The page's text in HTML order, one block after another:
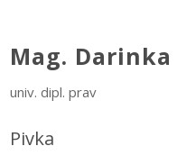
Mag.
univ. dipl. prav
Pivka